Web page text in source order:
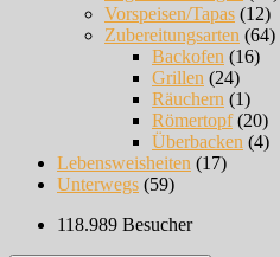
Vorspeisen/Tapas (12)
Zubereitungsarten (64)
Backofen (16)
Grillen (24)
Räuchern (1)
Römertopf(20)
Überbacken (4)
Lebensweisheiten (17)
Unterwegs (59)
118.989 Besucher